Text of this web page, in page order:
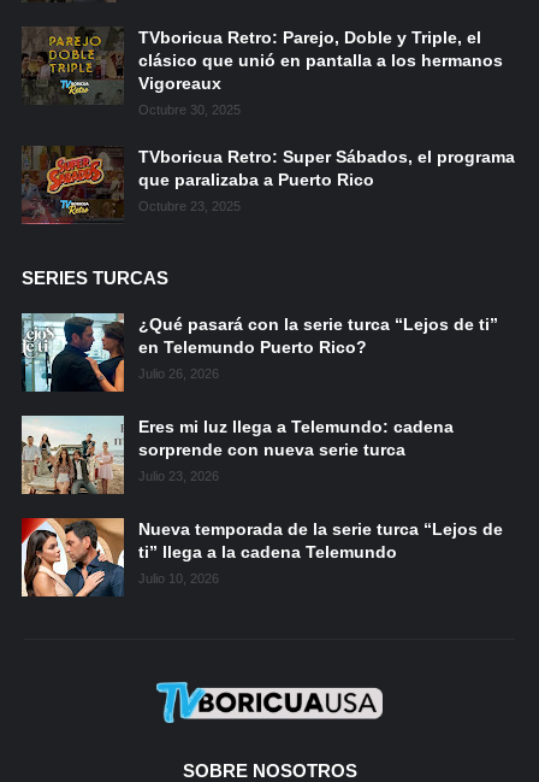
TVboricua Retro: Parejo, Doble y Triple, el
clásico que unió en pantalla a los hermanos
Vigoreaux
Octubre 30, 2025
TVboricua Retro: Super Sábados, el programa
que paralizaba a Puerto Rico
Octubre 23, 2025
SERIES TURCAS
¿Qué pasará con la serie turca “Lejos de ti”
en Telemundo Puerto Rico?
Julio 26, 2026
Eres mi luz llega a Telemundo: cadena
sorprende con nueva serie turca
Julio 23, 2026
Nueva temporada de la serie turca “Lejos de
ti” llega a la cadena Telemundo
Julio 10, 2026
SOBRE NOSOTROS